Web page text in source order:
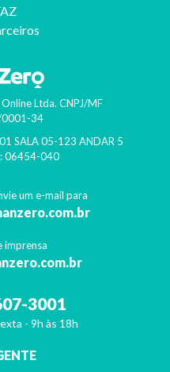
Ltda. CNPJ/MF
34
SALA 05-123 ANDAR 5
06454-040
um e-mail para
imprensa
3001
- 9h às 18h